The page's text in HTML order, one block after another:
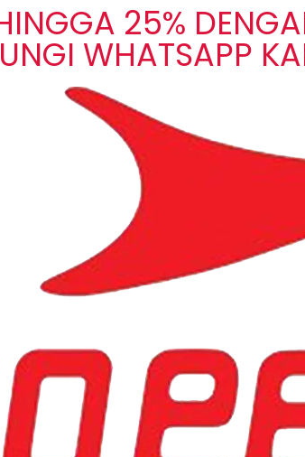
25%
WHATSAPP